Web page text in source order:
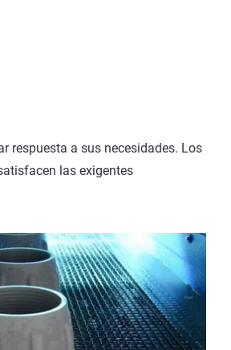
respuesta a sus necesidades. Los
las exigentes